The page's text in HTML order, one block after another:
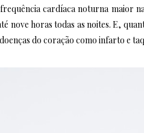
cardíaca noturna maior
nove horas todas as noites. E,
do coração como infarto e